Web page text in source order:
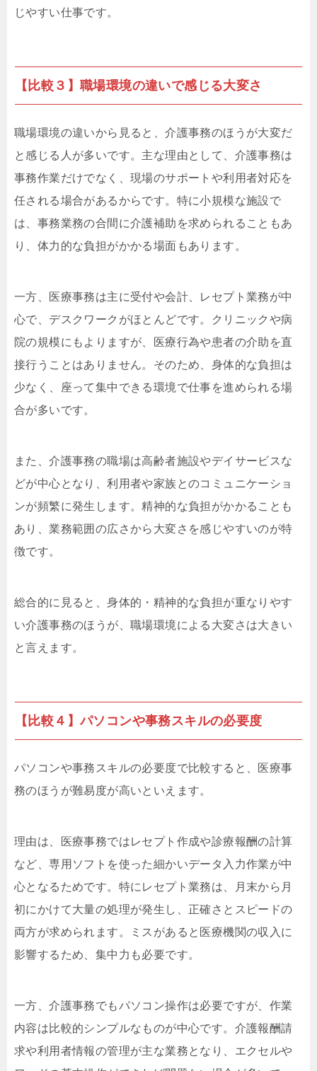
じやすい仕事です。
【比較３】職場環境の違いで感じる大変さ
職場環境の違いから見ると、介護事務のほうが大変だ
と感じる人が多いです。主な理由として、介護事務は
事務作業だけでなく、現場のサポートや利用者対応を
任される場合があるからです。特に小規模な施設で
は、事務業務の合間に介護補助を求められることもあ
り、体力的な負担がかかる場面もあります。
一方、医療事務は主に受付や会計、レセプト業務が中
心で、デスクワークがほとんどです。クリニックや病
院の規模にもよりますが、医療行為や患者の介助を直
接行うことはありません。そのため、身体的な負担は
少なく、座って集中できる環境で仕事を進められる場
合が多いです。
また、介護事務の職場は高齢者施設やデイサービスな
どが中心となり、利用者や家族とのコミュニケーショ
ンが頻繁に発生します。精神的な負担がかかることも
あり、業務範囲の広さから大変さを感じやすいのが特
徴です。
総合的に見ると、身体的・精神的な負担が重なりやす
い介護事務のほうが、職場環境による大変さは大きい
と言えます。
【比較４】パソコンや事務スキルの必要度
パソコンや事務スキルの必要度で比較すると、医療事
務のほうが難易度が高いといえます。
理由は、医療事務ではレセプト作成や診療報酬の計算
など、専用ソフトを使った細かいデータ入力作業が中
心となるためです。特にレセプト業務は、月末から月
初にかけて大量の処理が発生し、正確さとスピードの
両方が求められます。ミスがあると医療機関の収入に
影響するため、集中力も必要です。
一方、介護事務でもパソコン操作は必要ですが、作業
内容は比較的シンプルなものが中心です。介護報酬請
求や利用者情報の管理が主な業務となり、エクセルや